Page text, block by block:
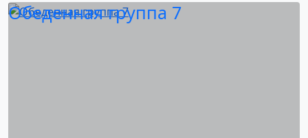
Обеденная группа 7